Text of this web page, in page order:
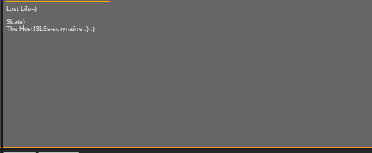
Lost Life=)
Skate)
The HostISLEs-вступайте :) :)